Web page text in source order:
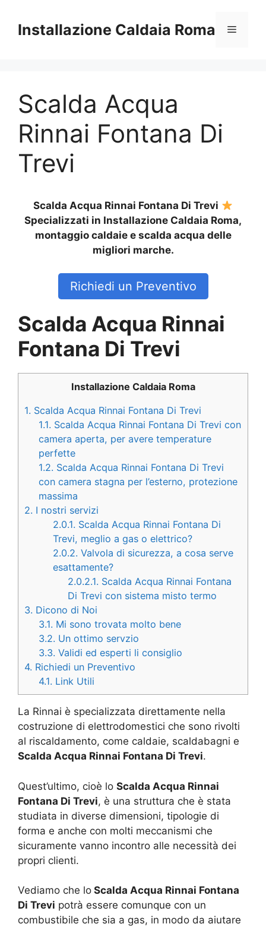
contenuto
Installazione Caldaia Roma Menu
Scalda Acqua
Rinnai Fontana Di
Trevi
Scalda Acqua Rinnai Fontana Di Trevi
Specializzati in Installazione Caldaia Roma,
montaggio caldaie e scalda acqua delle
migliori marche.
Richiedi un Preventivo
Scalda Acqua Rinnai
Fontana Di Trevi
Installazione Caldaia Roma
1. Scalda Acqua Rinnai Fontana Di Trevi
1.1. Scalda Acqua Rinnai Fontana Di Trevi con
camera aperta, per avere temperature
perfette
1.2. Scalda Acqua Rinnai Fontana Di Trevi
con camera stagna per l’esterno, protezione
massima
2. I nostri servizi
2.0.1. Scalda Acqua Rinnai Fontana Di
Trevi, meglio a gas o elettrico?
2.0.2. Valvola di sicurezza, a cosa serve
esattamente?
2.0.2.1. Scalda Acqua Rinnai Fontana
Di Trevi con sistema misto termo
3. Dicono di Noi
3.1. Mi sono trovata molto bene
3.2. Un ottimo servzio
3.3. Validi ed esperti li consiglio
4. Richiedi un Preventivo
4.1. Link Utili
La Rinnai è specializzata direttamente nella
costruzione di elettrodomestici che sono rivolti
al riscaldamento, come caldaie, scaldabagni e
Scalda Acqua Rinnai Fontana Di Trevi.
Quest’ultimo, cioè lo Scalda Acqua Rinnai
Fontana Di Trevi, è una struttura che è stata
studiata in diverse dimensioni, tipologie di
forma e anche con molti meccanismi che
sicuramente vanno incontro alle necessità dei
propri clienti.
Vediamo che lo Scalda Acqua Rinnai Fontana
Di Trevi potrà essere comunque con un
combustibile che sia a gas, in modo da aiutare